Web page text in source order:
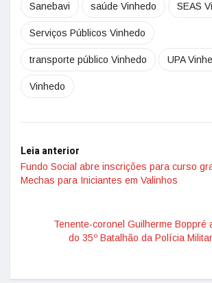
Sanebavi saúde Vinhedo SEAS
Serviços Públicos Vinhedo
transporte público Vinhedo UPA
Vinhedo
Leia anterior
Fundo Social abre inscrições para curso
Mechas para Iniciantes em Valinhos
Tenente-coronel Guilherme Boppré
do 35º Batalhão da Polícia